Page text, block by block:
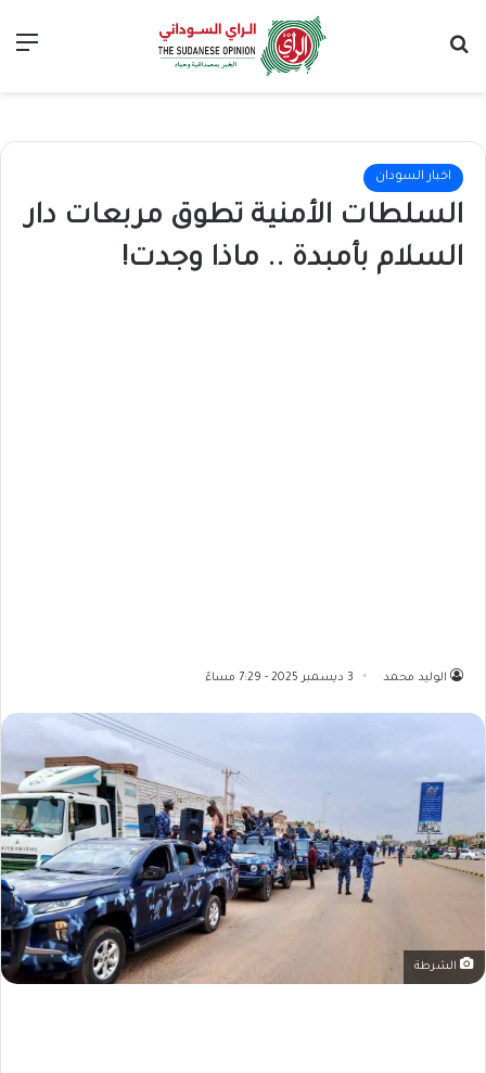
اخبار السودان
السلطات الأمنية تطوق مربعات دار
السلام بأمبدة .. ماذا وجدت!
الوليد محمد 3 ديسمبر 2025 - 7:29 مساءً
الشرطة